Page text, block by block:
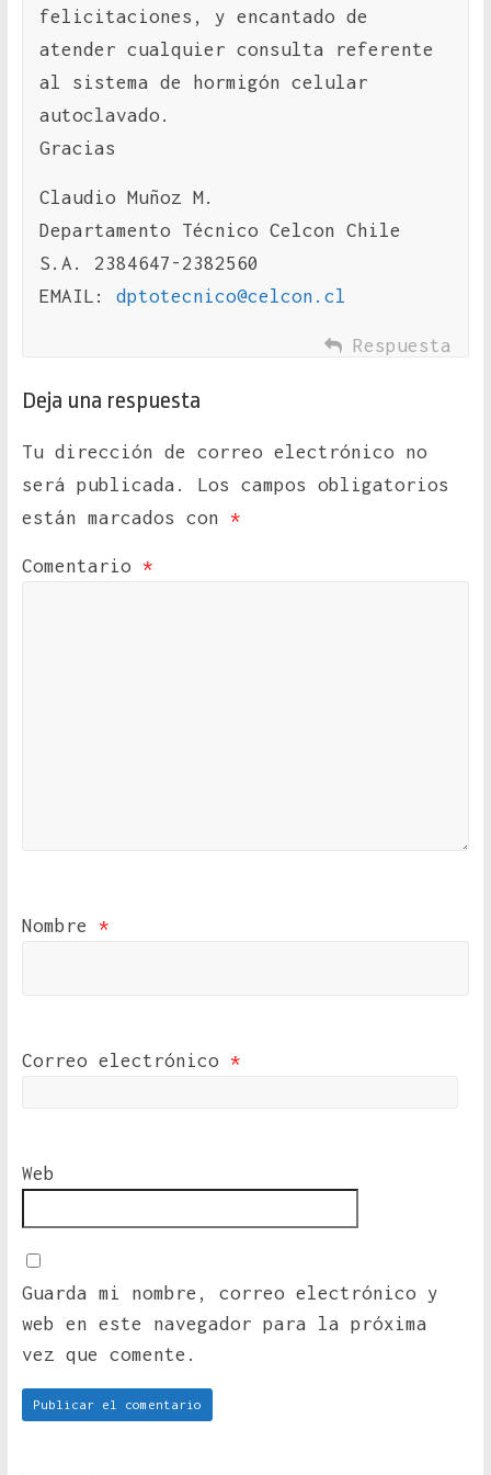
felicitaciones, y encantado de
atender cualquier consulta referente
al sistema de hormigón celular
autoclavado.
Gracias
Claudio Muñoz M.
Departamento Técnico Celcon Chile
S.A. 2384647-2382560
EMAIL: dptotecnico@celcon.cl
Respuesta
Deja una respuesta
Tu dirección de correo electrónico no
será publicada.
Los campos obligatorios
están marcados con *
Comentario *
Nombre *
Correo electrónico *
Web
Guarda mi nombre, correo electrónico y
web en este navegador para la próxima
vez que comente.